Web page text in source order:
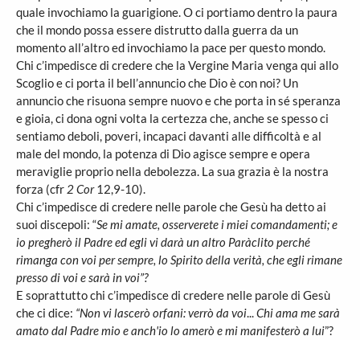
quale invochiamo la guarigione. O ci portiamo dentro la paura
che il mondo possa essere distrutto dalla guerra da un
momento all’altro ed invochiamo la pace per questo mondo.
Chi c’impedisce di credere che la Vergine Maria venga qui allo
Scoglio e ci porta il bell’annuncio che Dio è con noi? Un
annuncio che risuona sempre nuovo e che porta in sé speranza
e gioia, ci dona ogni volta la certezza che, anche se spesso ci
sentiamo deboli, poveri, incapaci davanti alle difficoltà e al
male del mondo, la potenza di Dio agisce sempre e opera
meraviglie proprio nella debolezza. La sua grazia è la nostra
forza (cfr 2 Cor12,9-10).
Chi c’impedisce di credere nelle parole che Gesù ha detto ai
suoi discepoli: “Se mi amate, osserverete i miei comandamenti; e
io pregherò il Padre ed egli vi darà un altro Paràclito perché
rimanga con voi per sempre, lo Spirito della verità, che egli rimane
presso di voi e sarà in voi”?
E soprattutto chi c’impedisce di credere nelle parole di Gesù
che ci dice: “Non vi lascerò orfani: verrò da voi...Chi ama me sarà
amato dal Padre mio e anch'io lo amerò e mi manifesterò a lui”?